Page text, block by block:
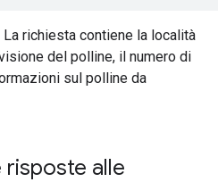
La richiesta contiene la località
del polline, il numero di
sul polline da
risposte alle